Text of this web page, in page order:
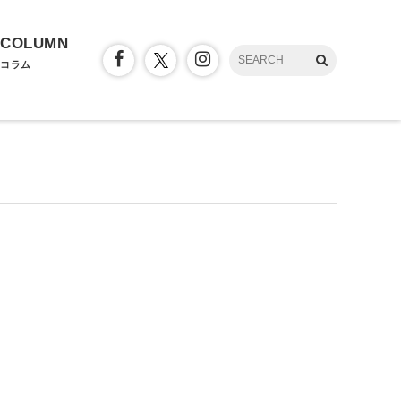
COLUMN
コラム